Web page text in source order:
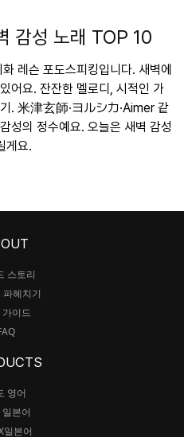
감성 노래 TOP 10
레슨 포도스피킹입니다. 새벽에
어요. 잔잔한 멜로디, 시적인 가
. 米津玄師·ヨルシカ·Aimer 같
성의 정수예요. 오늘은 새벽 감성
게요.
스토리
파헤치기
가이드
영어
본어
일본어